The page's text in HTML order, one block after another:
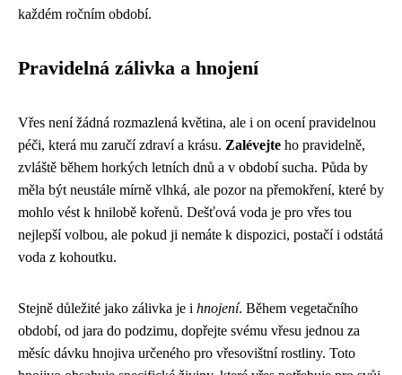
každém ročním období.
Pravidelná zálivka a hnojení
Vřes není žádná rozmazlená květina, ale i on ocení pravidelnou
péči, která mu zaručí zdraví a krásu. Zalévejte ho pravidelně,
zvláště během horkých letních dnů a v období sucha. Půda by
měla být neustále mírně vlhká, ale pozor na přemokření, které by
mohlo vést k hnilobě kořenů. Dešťová voda je pro vřes tou
nejlepší volbou, ale pokud ji nemáte k dispozici, postačí i odstátá
voda z kohoutku.
Stejně důležité jako zálivka je i hnojení. Během vegetačního
období, od jara do podzimu, dopřejte svému vřesu jednou za
měsíc dávku hnojiva určeného pro vřesovištní rostliny. Toto